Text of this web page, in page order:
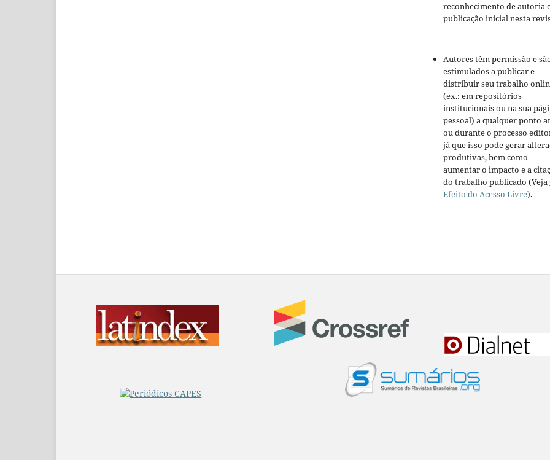
reconhecimento de autoria
publicação inicial nesta
Autores têm permissão e
estimulados a publicar e
distribuir seu trabalho
(ex.: em repositórios
institucionais ou na sua
pessoal) a qualquer ponto
ou durante o processo
já que isso pode gerar
produtivas, bem como
aumentar o impacto e a
do trabalho publicado (Veja
Efeito do Acesso Livre).